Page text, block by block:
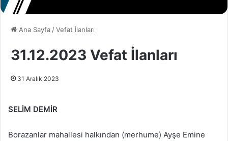
Ana Sayfa /Vefat İlanları
31.12.2023 Vefat İlanları
31 Aralık 2023
SELİM DEMİR
Borazanlar mahallesi halkından (merhume) Ayşe Emine